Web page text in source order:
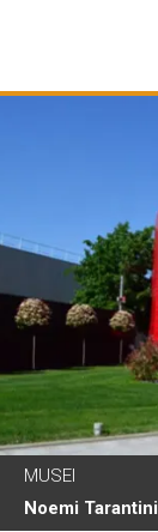
MUSEI
Noemi Tarantini